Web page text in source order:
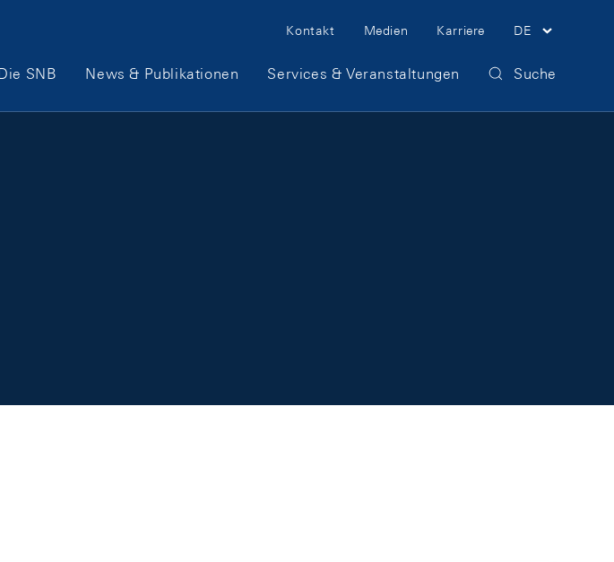
Meta Navigation
Kontakt Medien Karriere DE
SNB News & Publikationen Services & Veranstaltungen Suche